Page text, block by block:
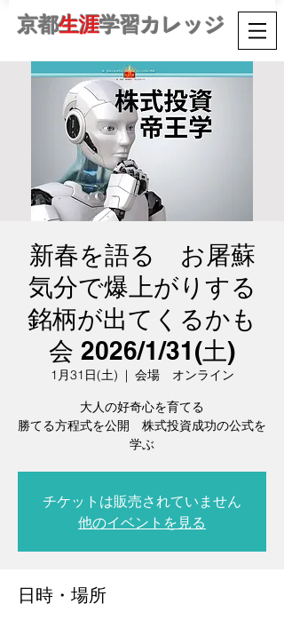
京都生涯学習カレッジ
新春を語る お屠蘇
気分で爆上がりする
銘柄が出てくるかも
会 2026/1/31(土)
1月31日(土)
  |
会場 オンライン
大人の好奇心を育てる
勝てる方程式を公開 株式投資成功の公式を
学ぶ
チケットは販売されていません
他のイベントを見る
日時・場所